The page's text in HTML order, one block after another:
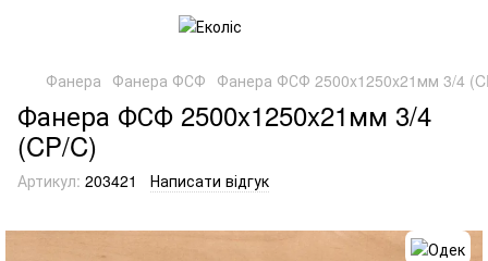
Фанера Фанера ФСФ Фанера ФСФ 2500x1250x21мм 3/4
Фанера ФСФ 2500x1250x21мм 3/4
(CP/C)
Артикул: 203421 Написати відгук